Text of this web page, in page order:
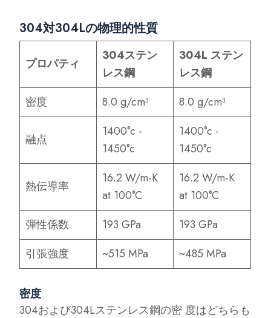
304対304Lの物理的性質
プロパティ
304ステン
レス鋼
304L ステン
レス鋼
密度
8.0 g/cm³ 8.0 g/cm³
融点
1400°c -
1450°c
1400°c -
1450°c
熱伝導率
16.2 W/m-K
at 100°C
16.2 W/m-K
at 100°C
弾性係数
193 GPa
193 GPa
引張強度
~515 MPa ~485 MPa
密度
304および304Lステンレス鋼の密 度はどちらも